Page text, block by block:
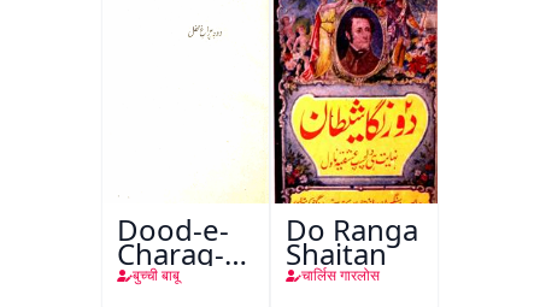
Dood-e-
Charag-e-
Mahfil
बुच्ची बाबू
Do Ranga
Shaitan
चार्लिस गारलोस